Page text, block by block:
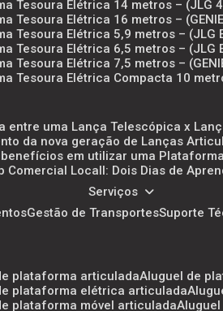
Tesoura Elétrica 14 metros – (JLG
Tesoura Elétrica 16 metros –
Tesoura Elétrica 5,9 metros – (JLG
Tesoura Elétrica 6,5 metros – (JLG
Tesoura Elétrica 7,5 metros –
Tesoura Elétrica Compacta 10
entre uma Lança Telescópica x
da nova geração de Lanças
benefícios em utilizar uma
Comercial Locall: Dois Dias de
Serviços
Gestão de Transportes Suporte
plataforma articulada aluguel de
plataforma elétrica articulada
plataforma móvel articulada